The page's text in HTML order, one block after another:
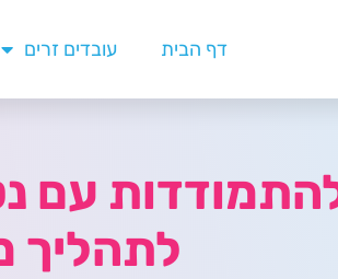
דף הבית עובדים זרים
עם
לתהליך